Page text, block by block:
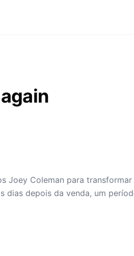
Joey Coleman para
dias depois da venda, um